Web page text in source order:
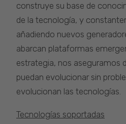
construye su base de
de la tecnología, y
añadiendo nuevos
abarcan plataformas
estrategia, nos aseguramos
puedan evolucionar sin
evolucionan las tecnologías.
Tecnologías soportadas